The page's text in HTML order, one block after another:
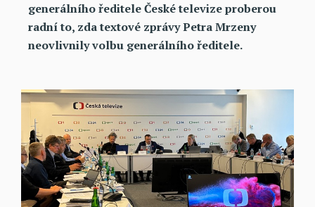
generálního ředitele České televize proberou
radní to, zda textové zprávy Petra Mrzeny
neovlivnily volbu generálního ředitele.